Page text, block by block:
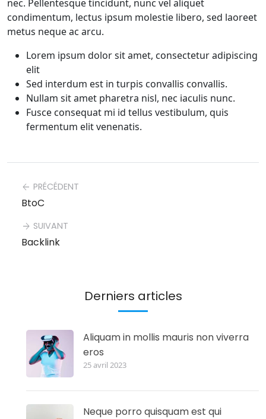
nec. Pellentesque tincidunt, nunc vel aliquet
condimentum, lectus ipsum molestie libero, sed laoreet
metus neque ac arcu.
Lorem ipsum dolor sit amet, consectetur adipiscing
elit
Sed interdum est in turpis convallis convallis.
Nullam sit amet pharetra nisl, nec iaculis nunc.
Fusce consequat mi id tellus vestibulum, quis
fermentum elit venenatis.
arrow_back PRÉCÉDENT
BtoC
arrow_forward SUIVANT
Backlink
Derniers articles
Aliquam in mollis mauris non viverra
eros
25 avril 2023
Neque porro quisquam est qui